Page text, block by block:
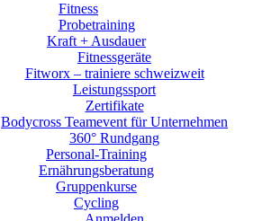
Fitness
Probetraining
Kraft + Ausdauer
Fitnessgeräte
Fitworx – trainiere schweizweit
Leistungssport
Zertifikate
Bodycross Teamevent für Unternehmen
360° Rundgang
Personal-Training
Ernährungsberatung
Gruppenkurse
Cycling